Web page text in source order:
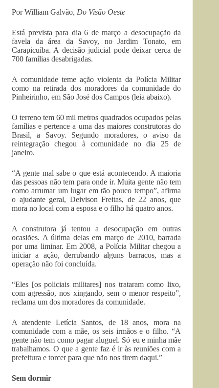
Por William Galvão , Do Visão Oeste
Está prevista para dia 6 de março a desocupação da
favela da área da Savoy, no Jardim Tonato, em
Carapicuíba. A decisão judicial pode deixar cerca de
700 famílias desabrigadas.
A comunidade teme ação violenta da Polícia Militar
como na retirada dos moradores da comunidade do
Pinheirinho, em São José dos Campos (leia abaixo).
O terreno tem 60 mil metros quadrados ocupados pelas
famílias e pertence a uma das maiores construtoras do
Brasil, a Savoy. Segundo moradores, o aviso da
reintegração chegou à comunidade no dia 25 de
janeiro.
“A gente mal sabe o que está acontecendo. A maioria
das pessoas não tem para onde ir. Muita gente não tem
como arrumar um lugar em tão pouco tempo”, afirma
o ajudante geral, Deivison Freitas, de 22 anos, que
mora no local com a esposa e o filho há quatro anos.
A construtora já tentou a desocupação em outras
ocasiões. A última delas em março de 2010, barrada
por uma liminar. Em 2008, a Polícia Militar chegou a
iniciar a ação, derrubando alguns barracos, mas a
operação não foi concluída.
“Eles [os policiais militares] nos trataram como lixo,
com agressão, nos xingando, sem o menor respeito”,
reclama um dos moradores da comunidade.
A atendente Letícia Santos, de 18 anos, mora na
comunidade com a mãe, os seis irmãos e o filho. “A
gente não tem como pagar aluguel. Só eu e minha mãe
trabalhamos. O que a gente faz é ir às reuniões com a
prefeitura e torcer para que não nos tirem daqui.”
Sem dormir